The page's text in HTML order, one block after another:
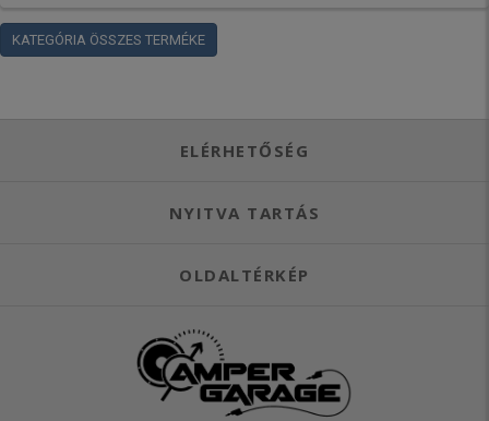
KATEGÓRIA ÖSSZES TERMÉKE
ELÉRHETŐSÉG
NYITVA TARTÁS
OLDALTÉRKÉP